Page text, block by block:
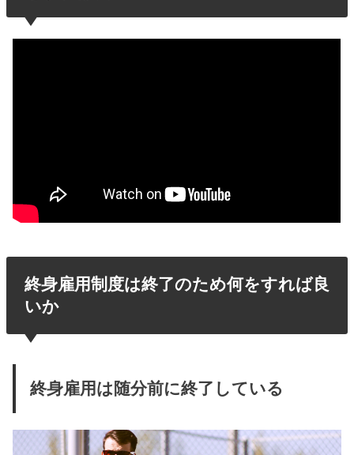
終身雇用制度は終了のため何をすれば良
いか
終身雇用は随分前に終了している